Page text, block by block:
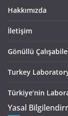
Hakkımızda
İletişim
Gönüllü
Turkey
Türkiye’nin
Yasal